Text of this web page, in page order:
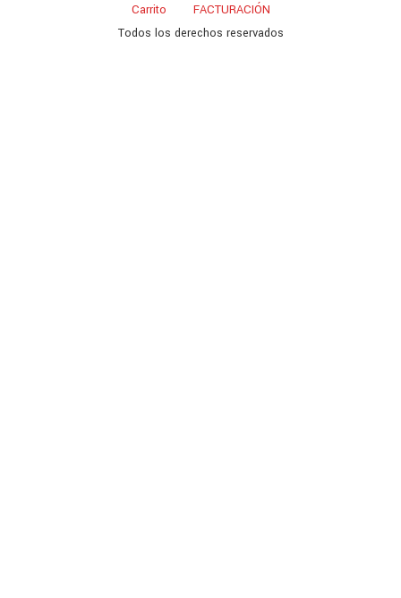
Carrito
FACTURACIÓN
Todos los derechos reservados